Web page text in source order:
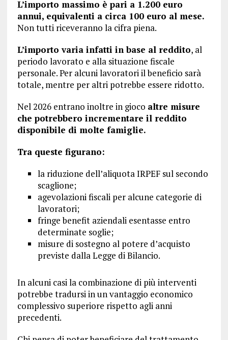
L’importo massimo è pari a 1.200 euro
annui, equivalenti a circa 100 euro al mese.
Non tutti riceveranno la cifra piena.
L’importo varia infatti in base al reddito, al
periodo lavorato e alla situazione fiscale
personale. Per alcuni lavoratori il beneficio sarà
totale, mentre per altri potrebbe essere ridotto.
Nel 2026 entrano inoltre in gioco altre misure
che potrebbero incrementare il reddito
disponibile di molte famiglie.
Tra queste figurano:
la riduzione dell’aliquota IRPEF sul secondo
scaglione;
agevolazioni fiscali per alcune categorie di
lavoratori;
fringe benefit aziendali esentasse entro
determinate soglie;
misure di sostegno al potere d’acquisto
previste dalla Legge di Bilancio.
In alcuni casi la combinazione di più interventi
potrebbe tradursi in un vantaggio economico
complessivo superiore rispetto agli anni
precedenti.